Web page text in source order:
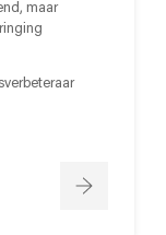
maar